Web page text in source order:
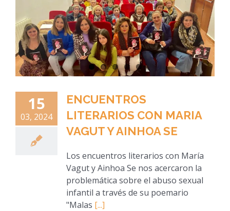
15
03, 2024
ENCUENTROS
LITERARIOS CON MARIA
VAGUT Y AINHOA SE
Los encuentros literarios con María
Vagut y Ainhoa Se nos acercaron la
problemática sobre el abuso sexual
infantil a través de su poemario
"Malas [...]